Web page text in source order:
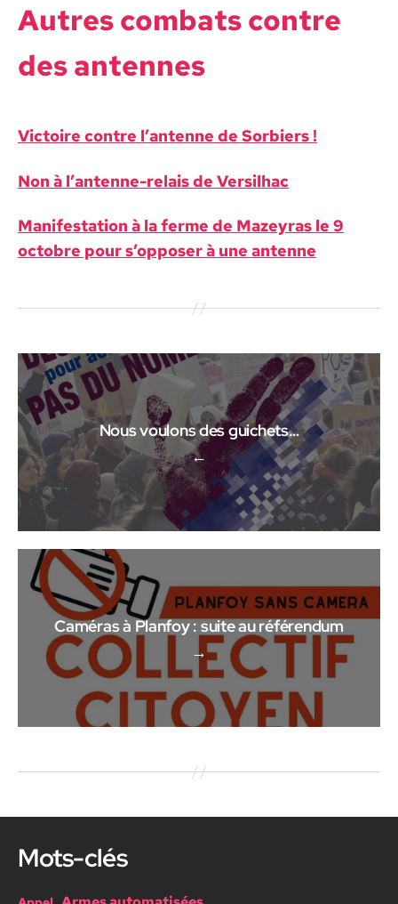
Autres com­bats con­tre
des antennes
Vic­toire con­tre l’an­tenne de Sor­biers !
Non à l’antenne-relais de Ver­sil­hac
Man­i­fes­ta­tion à la ferme de Mazeyras le 9
octo­bre pour s’op­pos­er à une antenne
←
Nous voulons des guichets…
→
Caméras à Planfoy : suite au référendum
Mots-clés